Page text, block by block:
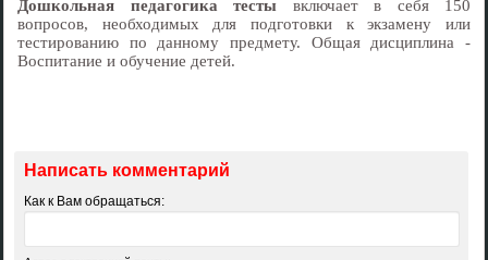
Дошкольная педагогика тесты включает в себя 150
вопросов, необходимых для подготовки к экзамену или
тестированию по данному предмету. Общая дисциплина -
Воспитание и обучение детей.
Написать комментарий
Как к Вам обращаться: